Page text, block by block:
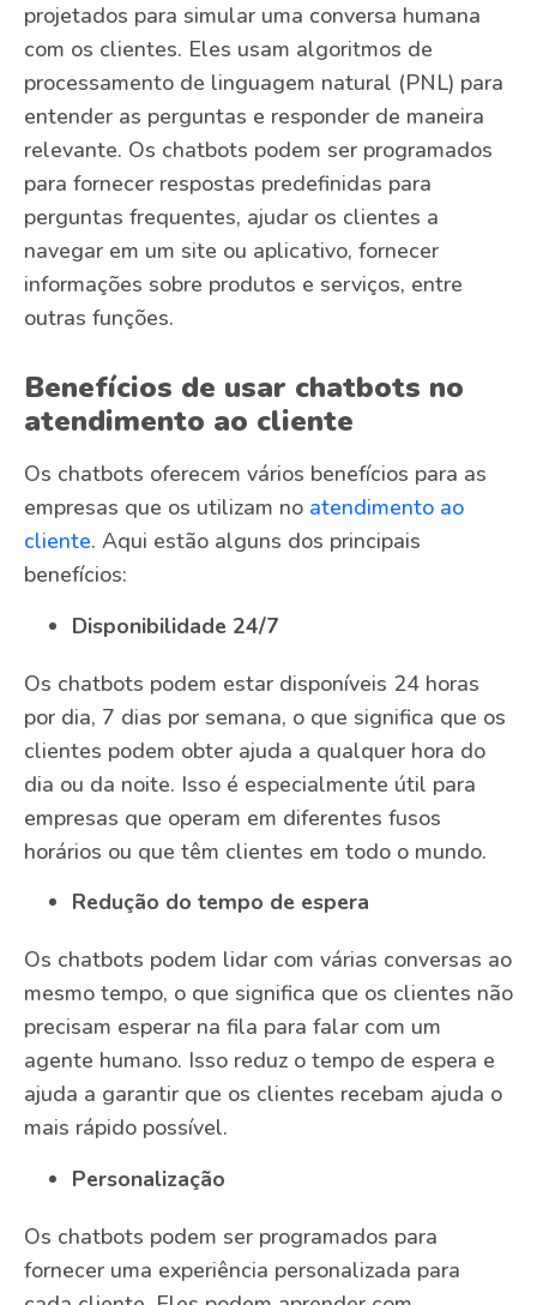
projetados para simular uma conversa humana
com os clientes. Eles usam algoritmos de
processamento de linguagem natural (PNL) para
entender as perguntas e responder de maneira
relevante. Os chatbots podem ser programados
para fornecer respostas predefinidas para
perguntas frequentes, ajudar os clientes a
navegar em um site ou aplicativo, fornecer
informações sobre produtos e serviços, entre
outras funções.
Benefícios de usar chatbots no
atendimento ao cliente
Os chatbots oferecem vários benefícios para as
empresas que os utilizam no atendimento ao
cliente. Aqui estão alguns dos principais
benefícios:
Disponibilidade 24/7
Os chatbots podem estar disponíveis 24 horas
por dia, 7 dias por semana, o que significa que os
clientes podem obter ajuda a qualquer hora do
dia ou da noite. Isso é especialmente útil para
empresas que operam em diferentes fusos
horários ou que têm clientes em todo o mundo.
Redução do tempo de espera
Os chatbots podem lidar com várias conversas ao
mesmo tempo, o que significa que os clientes não
precisam esperar na fila para falar com um
agente humano. Isso reduz o tempo de espera e
ajuda a garantir que os clientes recebam ajuda o
mais rápido possível.
Personalização
Os chatbots podem ser programados para
fornecer uma experiência personalizada para